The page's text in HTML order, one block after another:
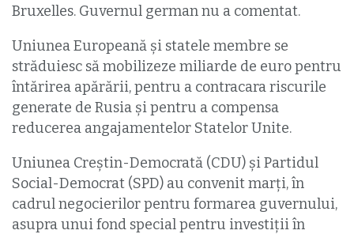
Bruxelles. Guvernul german nu a comentat.
Uniunea Europeană şi statele membre se
străduiesc să mobilizeze miliarde de euro pentru
întărirea apărării, pentru a contracara riscurile
generate de Rusia şi pentru a compensa
reducerea angajamentelor Statelor Unite.
Uniunea Creştin-Democrată (CDU) şi Partidul
Social-Democrat (SPD) au convenit marţi, în
cadrul negocierilor pentru formarea guvernului,
asupra unui fond special pentru investiții în